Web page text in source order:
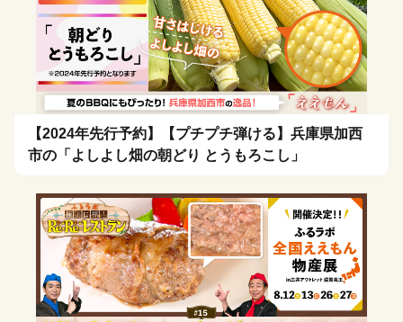
【2024年先行予約】【プチプチ弾ける】兵庫県加西
市の「よしよし畑の朝どり とうもろこし」